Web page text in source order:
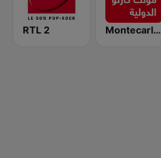
RTL 2 Montecarlo al doualiya (مونت كارلو الدولية)